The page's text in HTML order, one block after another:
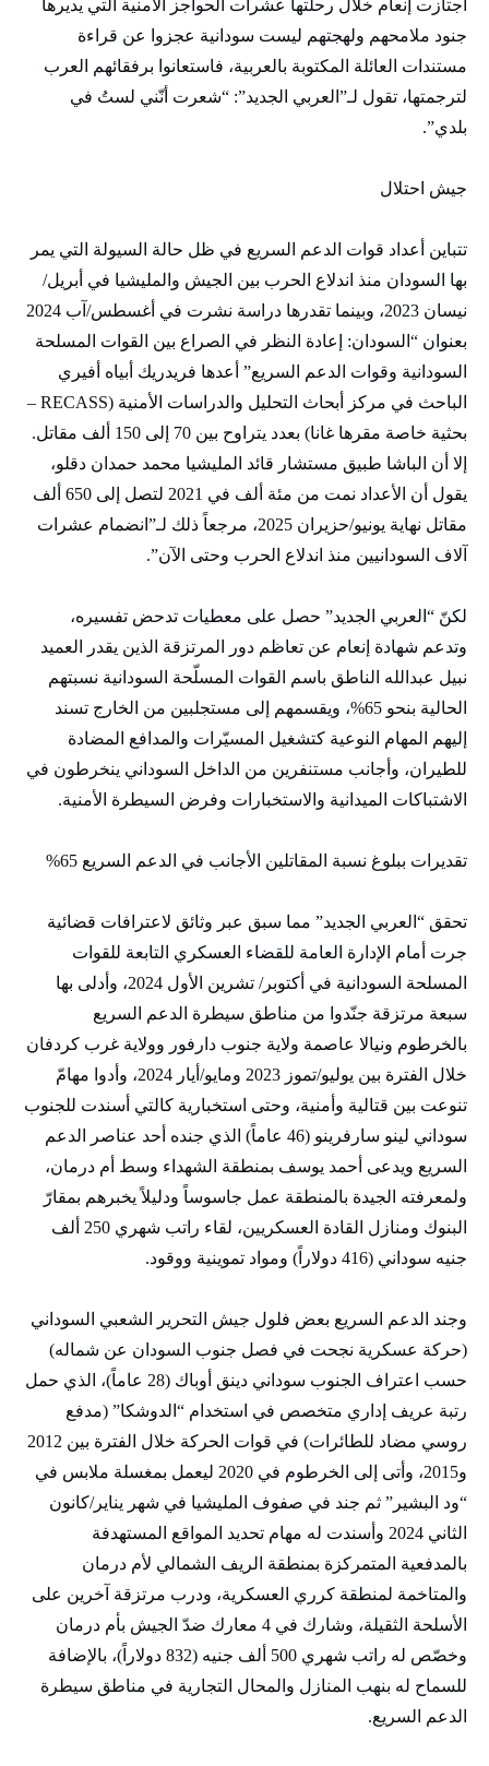
اجتازت إنعام خلال رحلتها عشرات الحواجز الأمنية التي يديرها
جنود ملامحهم ولهجتهم ليست سودانية عجزوا عن قراءة
مستندات العائلة المكتوبة بالعربية، فاستعانوا برفقائهم العرب
لترجمتها، تقول لـ”العربي الجديد”: “شعرت أنّني لستُ في
بلدي”.
جيش احتلال
تتباين أعداد قوات الدعم السريع في ظل حالة السيولة التي يمر
بها السودان منذ اندلاع الحرب بين الجيش والمليشيا في أبريل/
نيسان 2023، وبينما تقدرها دراسة نشرت في أغسطس/آب 2024
بعنوان “السودان: إعادة النظر في الصراع بين القوات المسلحة
السودانية وقوات الدعم السريع” أعدها فريدريك أبياه أفيري
الباحث في مركز أبحاث التحليل والدراسات الأمنية (RECASS –
بحثية خاصة مقرها غانا) بعدد يتراوح بين 70 إلى 150 ألف مقاتل.
إلا أن الباشا طبيق مستشار قائد المليشيا محمد حمدان دقلو،
يقول أن الأعداد نمت من مئة ألف في 2021 لتصل إلى 650 ألف
مقاتل نهاية يونيو/حزيران 2025، مرجعاً ذلك لـ”انضمام عشرات
آلاف السودانيين منذ اندلاع الحرب وحتى الآن”.
لكنّ “العربي الجديد” حصل على معطيات تدحض تفسيره،
وتدعم شهادة إنعام عن تعاظم دور المرتزقة الذين يقدر العميد
نبيل عبدالله الناطق باسم القوات المسلّحة السودانية نسبتهم
الحالية بنحو 65%، ويقسمهم إلى مستجلبين من الخارج تسند
إليهم المهام النوعية كتشغيل المسيّرات والمدافع المضادة
للطيران، وأجانب مستنفرين من الداخل السوداني ينخرطون في
الاشتباكات الميدانية والاستخبارات وفرض السيطرة الأمنية.
تقديرات ببلوغ نسبة المقاتلين الأجانب في الدعم السريع 65%
تحقق “العربي الجديد” مما سبق عبر وثائق لاعترافات قضائية
جرت أمام الإدارة العامة للقضاء العسكري التابعة للقوات
المسلحة السودانية في أكتوبر/ تشرين الأول 2024، وأدلى بها
سبعة مرتزقة جنّدوا من مناطق سيطرة الدعم السريع
بالخرطوم ونيالا عاصمة ولاية جنوب دارفور وولاية غرب كردفان
خلال الفترة بين يوليو/تموز 2023 ومايو/أيار 2024، وأدوا مهامّ
تنوعت بين قتالية وأمنية، وحتى استخبارية كالتي أسندت للجنوب
سوداني لينو سارفرينو (46 عاماً) الذي جنده أحد عناصر الدعم
السريع ويدعى أحمد يوسف بمنطقة الشهداء وسط أم درمان،
ولمعرفته الجيدة بالمنطقة عمل جاسوساً ودليلاً يخبرهم بمقارّ
البنوك ومنازل القادة العسكريين، لقاء راتب شهري 250 ألف
جنيه سوداني (416 دولاراً) ومواد تموينية ووقود.
وجند الدعم السريع بعض فلول جيش التحرير الشعبي السوداني
(حركة عسكرية نجحت في فصل جنوب السودان عن شماله)
حسب اعتراف الجنوب سوداني دينق أوباك (28 عاماً)، الذي حمل
رتبة عريف إداري متخصص في استخدام “الدوشكا” (مدفع
روسي مضاد للطائرات) في قوات الحركة خلال الفترة بين 2012
و2015، وأتى إلى الخرطوم في 2020 ليعمل بمغسلة ملابس في
“ود البشير” ثم جند في صفوف المليشيا في شهر يناير/كانون
الثاني 2024 وأسندت له مهام تحديد المواقع المستهدفة
بالمدفعية المتمركزة بمنطقة الريف الشمالي لأم درمان
والمتاخمة لمنطقة كرري العسكرية، ودرب مرتزقة آخرين على
الأسلحة الثقيلة، وشارك في 4 معارك ضدّ الجيش بأم درمان
وخصّص له راتب شهري 500 ألف جنيه (832 دولاراً)، بالإضافة
للسماح له بنهب المنازل والمحال التجارية في مناطق سيطرة
الدعم السريع.